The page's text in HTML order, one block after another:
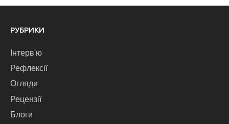
РУБРИКИ
Інтерв'ю
Рефлексії
Огляди
Рецензії
Блоги